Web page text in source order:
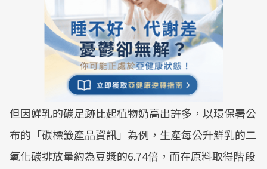
但因鮮乳的碳足跡比起植物奶高出許多，以環保署公
布的「碳標籤產品資訊」為例，生產每公升鮮乳的二
氧化碳排放量約為豆漿的6.74倍，而在原料取得階段